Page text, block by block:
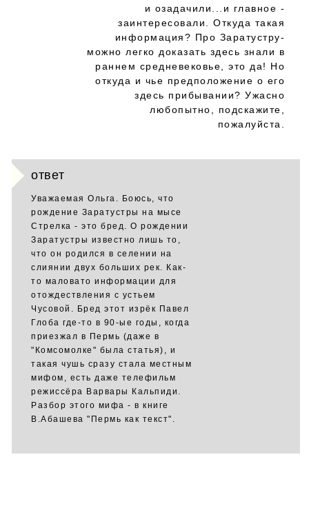
и озадачили...и главное -
заинтересовали. Откуда такая
информация? Про Заратустру-
можно легко доказать здесь знали в
раннем средневековье, это да! Но
откуда и чье предположение о его
здесь прибывании? Ужасно
любопытно, подскажите,
пожалуйста.
ответ
Уважаемая Ольга. Боюсь, что
рождение Заратустры на мысе
Стрелка - это бред. О рождении
Заратустры известно лишь то,
что он родился в селении на
слиянии двух больших рек. Как-
то маловато информации для
отождествления с устьем
Чусовой. Бред этот изрёк Павел
Глоба где-то в 90-ые годы, когда
приезжал в Пермь (даже в
"Комсомолке" была статья), и
такая чушь сразу стала местным
мифом, есть даже телефильм
режиссёра Варвары Кальпиди.
Разбор этого мифа - в книге
В.Абашева "Пермь как текст".